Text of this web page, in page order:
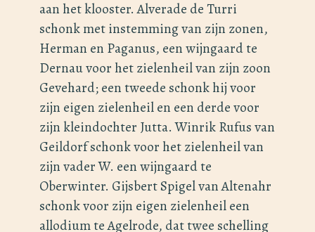
aan het klooster. Alverade de Turri
schonk met instemming van zijn zonen,
Herman en Paganus, een wijngaard te
Dernau voor het zielenheil van zijn zoon
Gevehard; een tweede schonk hij voor
zijn eigen zielenheil en een derde voor
zijn kleindochter Jutta. Winrik Rufus van
Geildorf schonk voor het zielenheil van
zijn vader W. een wijngaard te
Oberwinter. Gijsbert Spigel van Altenahr
schonk voor zijn eigen zielenheil een
allodium te Agelrode, dat twee schelling